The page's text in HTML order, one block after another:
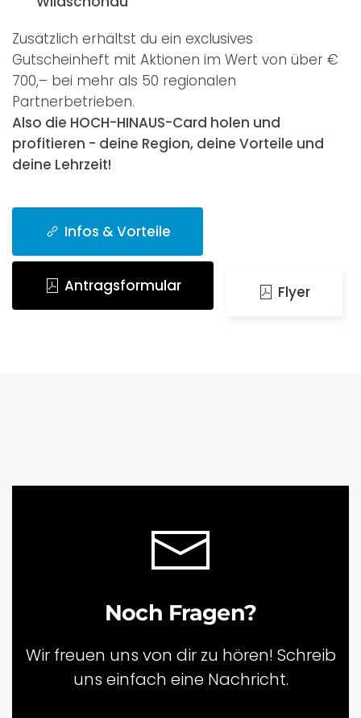
Zusätzlich erhältst du ein exclusives
Gutscheinheft mit Aktionen im Wert von über €
700,– bei mehr als 50 regionalen
Partnerbetrieben.
Also die HOCH-HINAUS-Card holen und
profitieren - deine Region, deine Vorteile und
deine Lehrzeit!
Infos & Vorteile
Antragsformular Flyer
Noch Fragen?
Wir freuen uns von dir zu hören! Schreib
uns einfach eine Nachricht.